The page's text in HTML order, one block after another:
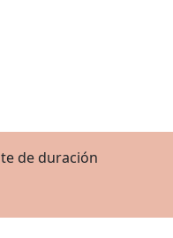
de duración